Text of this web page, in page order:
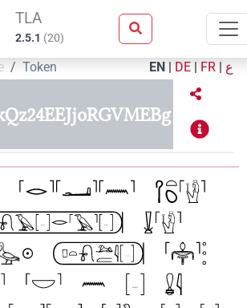
TLA
2.5.1 (20)
Token EN | DE | FR | ع